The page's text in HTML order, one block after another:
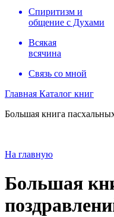
Спиритизм и
общение с Духами
Всякая
всячина
Связь со мной
Главная Каталог книг
Большая книга
На главную
Большая